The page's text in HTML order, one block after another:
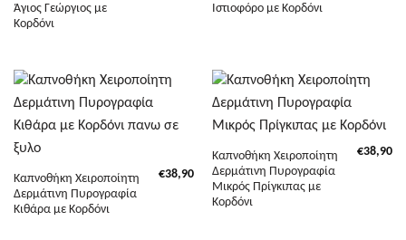
Άγιος Γεώργιος με
Κορδόνι
Ιστιοφόρο με Κορδόνι
Καπνοθήκη Χειροποίητη
Δερμάτινη Πυρογραφία
Κιθάρα με Κορδόνι
€38,90
Καπνοθήκη Χειροποίητη
Δερμάτινη Πυρογραφία
Μικρός Πρίγκιπας με
Κορδόνι
€38,90